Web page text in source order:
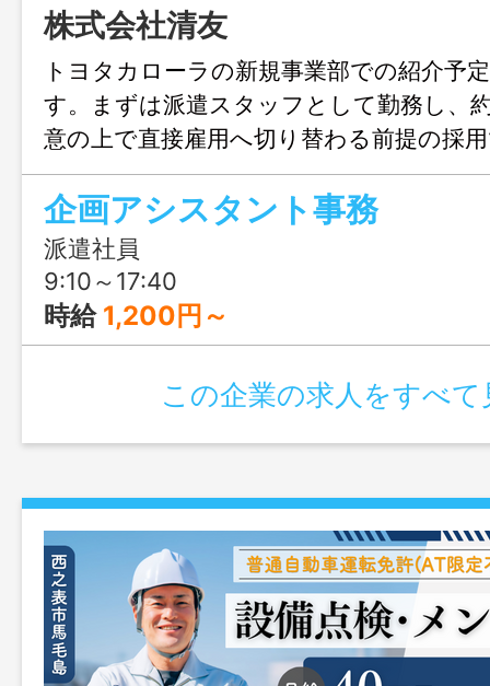
株式会社清友
トヨタカローラの新規事業部での紹介予
す。まずは派遣スタッフとして勤務し、
意の上で直接雇用へ切り替わる前提の採
（日・月休み）＆残業月5時間程度と少な
ートとの両立も安心。Word・Excelの基
OKですが、入出金管理や請求業務など幅
るため、事務スキルをさらに高めたい方
す。「安定して長く働きたい」「将来的
用を目指したい」そんな方にぴったりの
企画アシスタント事務
派遣社員
9:10～17:40
時給 1,200円～
この企業の求人をすべて